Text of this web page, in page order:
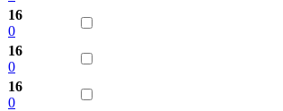
16
0
16
0
16
0